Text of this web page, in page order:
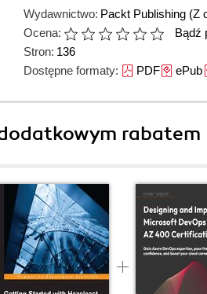
Wydawnictwo: Packt Publishing (Z
Ocena:
Bądź
Stron: 136
Dostępne formaty: PDFePub
rabatem